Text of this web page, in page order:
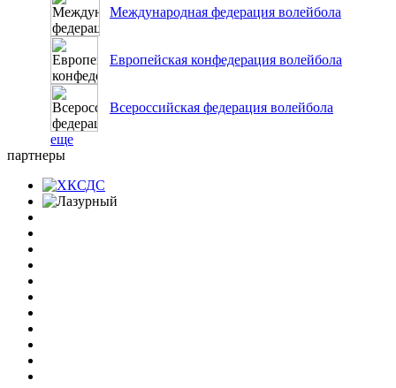
Международная федерация волейбола
Европейская конфедерация волейбола
Всероссийская федерация волейбола
еще
партнеры